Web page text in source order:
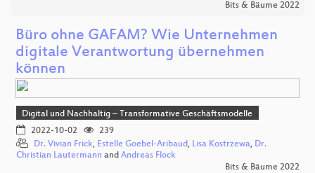
Bits & Bäume 2022
Büro ohne GAFAM? Wie Unternehmen
digitale Verantwortung übernehmen
können
Digital und Nachhaltig – Transformative Geschäftsmodelle
2022-10-02
239
Dr. Vivian Frick, Estelle Goebel-Aribaud, Lisa Kostrzewa, Dr.
Christian Lautermann and Andreas Flock
Bits & Bäume 2022